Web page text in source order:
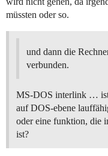
müssten oder so.
und dann die
verbunden.
MS-DOS interlink … ist
auf DOS-ebene
oder eine funktion, die
ist?